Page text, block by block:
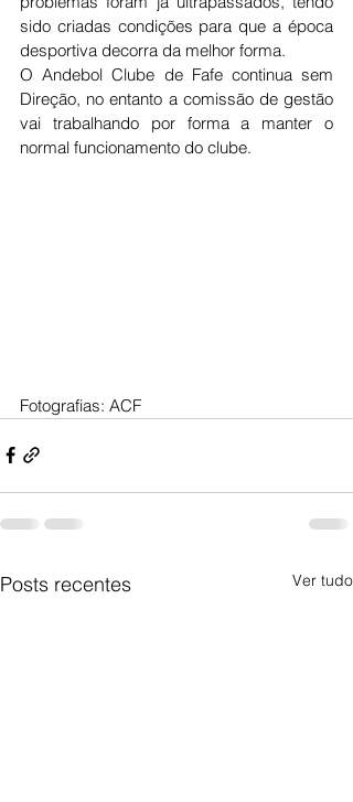
sido criadas condições para que a época
desportiva decorra da melhor forma.
O Andebol Clube de Fafe continua sem
Direção, no entanto a comissão de gestão
vai trabalhando por forma a manter o
normal funcionamento do clube.
Fotografias: ACF
Posts recentes Ver tudo